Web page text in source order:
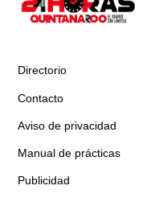
Directorio
Contacto
Aviso de privacidad
Manual de prácticas
Publicidad